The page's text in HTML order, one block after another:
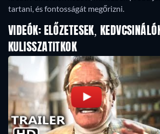
tartani, és fontosságát megőrizni.
VIDEÓK: ELŐZETESEK,
KULISSZATITKOK